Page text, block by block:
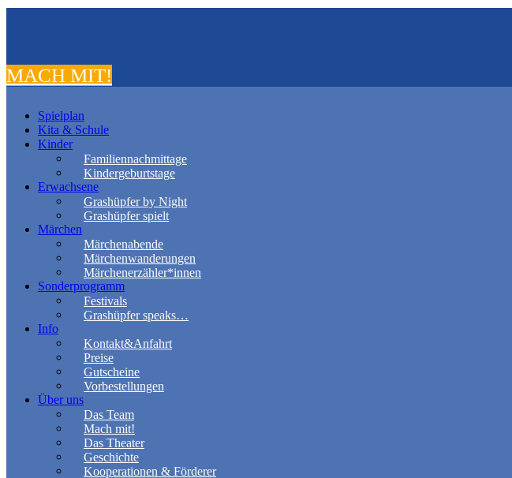
MACH MIT!
Spielplan
Kita & Schule
Kinder
Familiennachmittage
Kindergeburtstage
Erwachsene
Grashüpfer by Night
Grashüpfer spielt
Märchen
Märchenabende
Märchenwanderungen
Märchenerzähler*innen
Sonderprogramm
Festivals
Grashüpfer speaks…
Info
Kontakt&Anfahrt
Preise
Gutscheine
Vorbestellungen
Über uns
Das Team
Mach mit!
Das Theater
Geschichte
Kooperationen & Förderer